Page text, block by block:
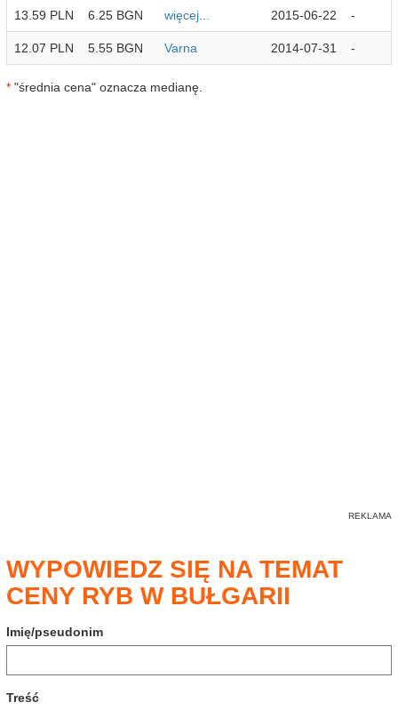
13.59 PLN 6.25 BGN więcej... 2015-06-22 -
12.07 PLN 5.55 BGN Varna 2014-07-31 -
* "średnia cena" oznacza medianę.
WYPOWIEDZ SIĘ NA TEMAT
CENY RYB W BUŁGARII
Imię/pseudonim
Treść